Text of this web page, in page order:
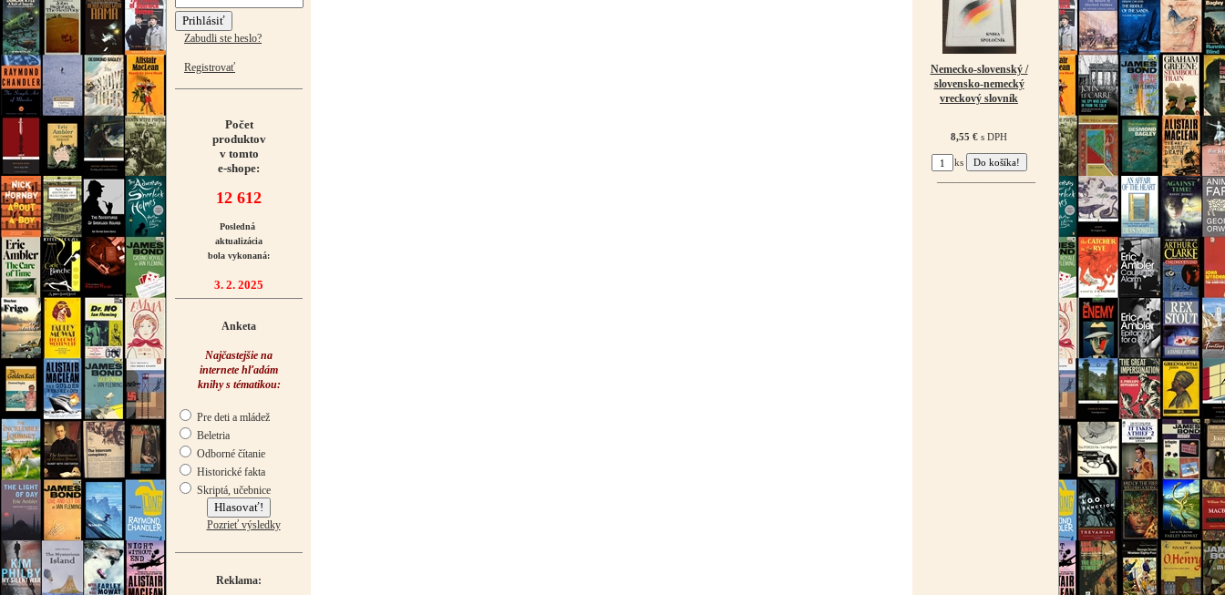
Zabudli ste heslo?
Registrovať
Počet
produktov
v tomto
e-shope:
12 612
Posledná
aktualizácia
bola vykonaná:
3. 2. 2025
Anketa
Najčastejšie na
internete hľadám
knihy s tématikou:
Pre deti a mládež
Beletria
Odborné čítanie
Historické fakta
Skriptá, učebnice
Pozrieť výsledky
Reklama:
Nemecko-slovenský /
slovensko-nemecký
vreckový slovník
8,55 € s DPH
ks